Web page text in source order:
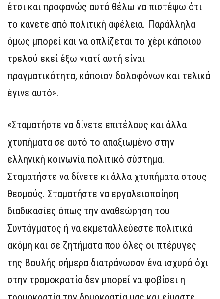
έτσι και προφανώς αυτό θέλω να πιστέψω ότι
το κάνετε από πολιτική αφέλεια. Παράλληλα
όμως μπορεί και να οπλίζεται το χέρι κάποιου
τρελού εκεί έξω γιατί αυτή είναι
πραγματικότητα, κάποιον δολοφόνων και τελικά
έγινε αυτό».
«Σταματήστε να δίνετε επιτέλους και άλλα
χτυπήματα σε αυτό το απαξιωμένο στην
ελληνική κοινωνία πολιτικό σύστημα.
Σταματήστε να δίνετε κι άλλα χτυπήματα στους
θεσμούς. Σταματήστε να εργαλειοποίηση
διαδικασίες όπως την αναθεώρηση του
Συντάγματος ή να εκμεταλλεύεστε πολιτικά
ακόμη και σε ζητήματα που όλες οι πτέρυγες
της Βουλής σήμερα διατράνωσαν ένα ισχυρό όχι
στην τρομοκρατία δεν μπορεί να φοβίσει η